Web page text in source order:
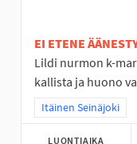
EI ETENE
Lildi nurmon k-
kallista ja huono
Rajaa tulokset
Itäinen Seinäjoki
LUONTIAIKA